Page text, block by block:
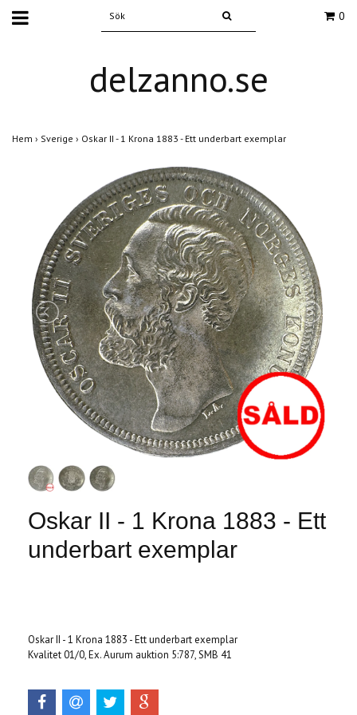
0
delzanno.se
Hem › Sverige › Oskar II - 1 Krona 1883 - Ett underbart exemplar
Oskar II - 1 Krona 1883 - Ett
underbart exemplar
Oskar II - 1 Krona 1883 - Ett underbart exemplar
Kvalitet 01/0, Ex. Aurum auktion 5:787, SMB 41